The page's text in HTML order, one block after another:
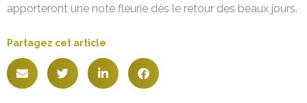
apporteront une note fleurie dès le retour des beaux jours.
Partagez cet article